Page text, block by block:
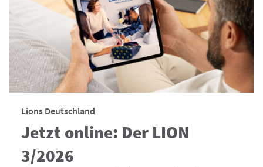
Lions Deutschland
Jetzt online: Der LION
3/2026